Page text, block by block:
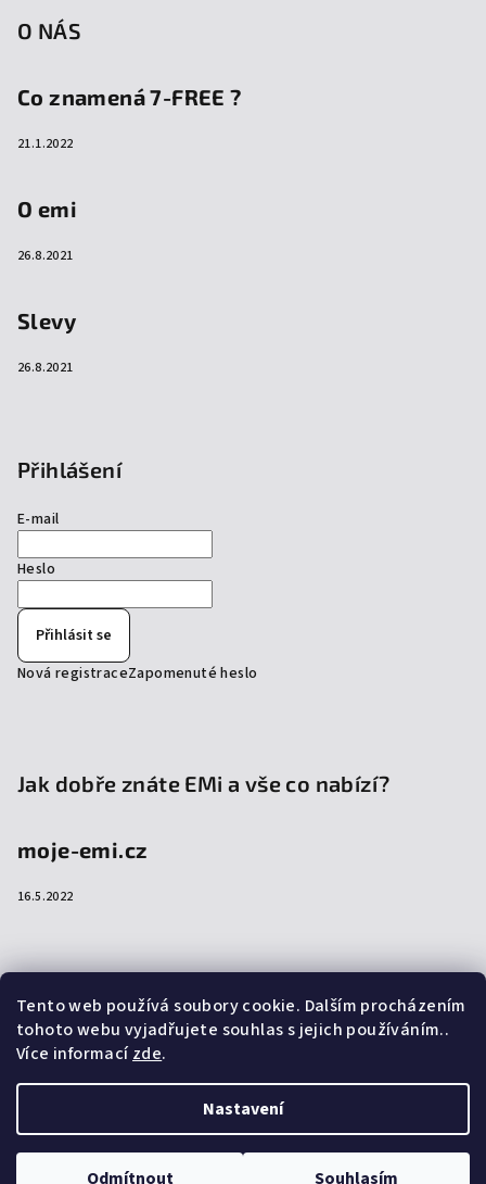
Tento web používá soubory cookie. Dalším procházením
tohoto webu vyjadřujete souhlas s jejich používáním..
Více informacízde.
Nastavení
Odmítnout Souhlasím
O NÁS
Co znamená 7-FREE ?
21.1.2022
O emi
26.8.2021
Slevy
26.8.2021
Přihlášení
E-mail
Heslo
Přihlásit se
Nová registraceZapomenuté heslo
Jak dobře znáte EMi a vše co nabízí?
moje-emi.cz
16.5.2022
Přijímáme online platby
Upravit nastavení cookies